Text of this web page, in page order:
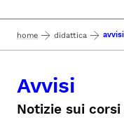
home didattica avvisi
Avvisi
Notizie sui